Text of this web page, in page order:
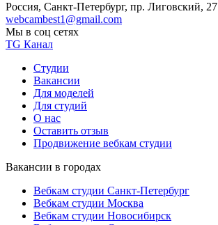
Россия, Санкт-Петербург, пр. Лиговский, 27
webcambest1@gmail.com
Мы в соц сетях
TG Канал
Студии
Вакансии
Для моделей
Для студий
О нас
Оставить отзыв
Продвижение вебкам студии
Вакансии в городах
Вебкам студии Санкт-Петербург
Вебкам студии Москва
Вебкам студии Новосибирск